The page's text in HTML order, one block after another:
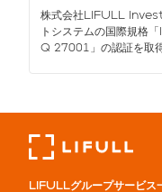
株式会社LIFULL
トシステムの国際規格
Q 27001」の認証を取得
LIFULLグループサービス